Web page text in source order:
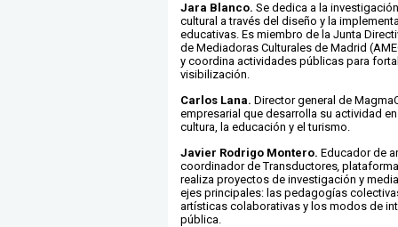
Jara Blanco. Se dedica a la
cultural a través del diseño y la
educativas. Es miembro de la Junta
de Mediadoras Culturales de Madrid
y coordina actividades públicas para
visibilización.
Carlos Lana. Director general de
empresarial que desarrolla su actividad
cultura, la educación y el turismo.
Javier Rodrigo Montero. Educador de
coordinador de Transductores,
realiza proyectos de investigación y
ejes principales: las pedagogías
artísticas colaborativas y los modos de
pública.